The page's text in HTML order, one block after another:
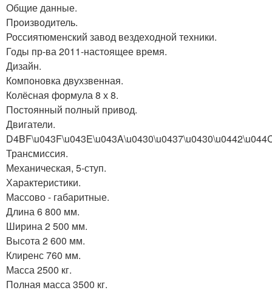
Общие данные.
Производитель.
Россиятюменский завод вездеходной техники.
Годы пр-ва 2011-настоящее время.
Дизайн.
Компоновка двухзвенная.
Колёсная формула 8 х 8.
Постоянный полный привод.
Двигатели.
Трансмиссия.
Механическая, 5-ступ.
Характеристики.
Массово - габаритные.
Длина 6 800 мм.
Ширина 2 500 мм.
Высота 2 600 мм.
Клиренс 760 мм.
Масса 2500 кг.
Полная масса 3500 кг.